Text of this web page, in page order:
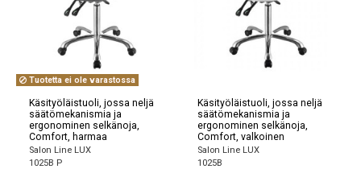
Tuotetta ei ole varastossa
Käsityöläistuoli, jossa neljä
säätömekanismia ja
ergonominen selkänoja,
Comfort, harmaa
Salon Line LUX
1025B P
Käsityöläistuoli, jossa neljä
säätömekanismia ja
ergonominen selkänoja,
Comfort, valkoinen
Salon Line LUX
1025B